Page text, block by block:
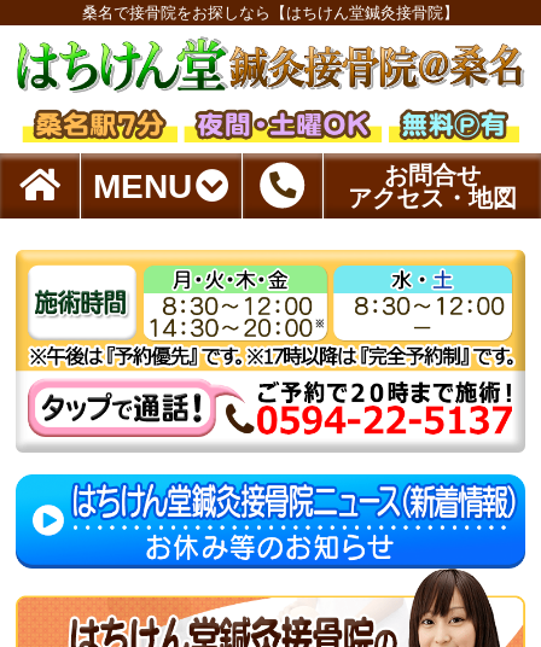
桑名で接骨院をお探しなら【はちけん堂鍼灸接骨院】
MENU
お問合せ
アクセス・地図